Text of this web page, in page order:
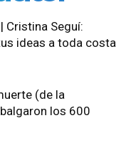
Cristina Seguí:
ideas a toda costa
(de la
los 600